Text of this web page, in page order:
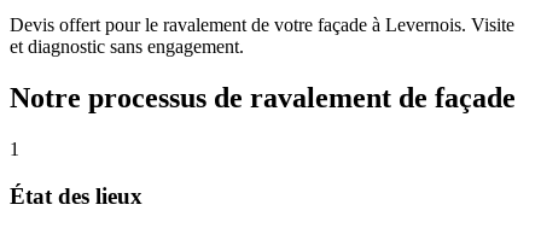
Devis offert pour le ravalement de votre façade à Levernois. Visite
et diagnostic sans engagement.
Notre processus de ravalement de façade
1
État des lieux